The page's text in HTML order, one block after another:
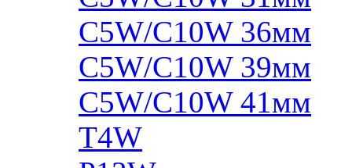
C5W/C10W 36мм
C5W/C10W 39мм
C5W/C10W 41мм
T4W